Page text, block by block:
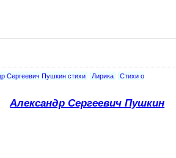
Сергеевич Пушкин стихи Лирика
Стихи о
Александр Сергеевич Пушкин